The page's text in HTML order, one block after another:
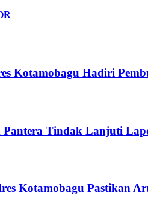
Kotamobagu Hadiri
Tindak Lanjuti
Kotamobagu Pastikan